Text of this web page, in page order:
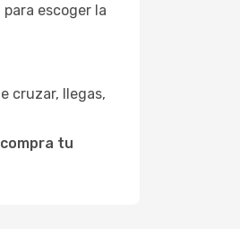
escoger la
cruzar, llegas,
compra tu